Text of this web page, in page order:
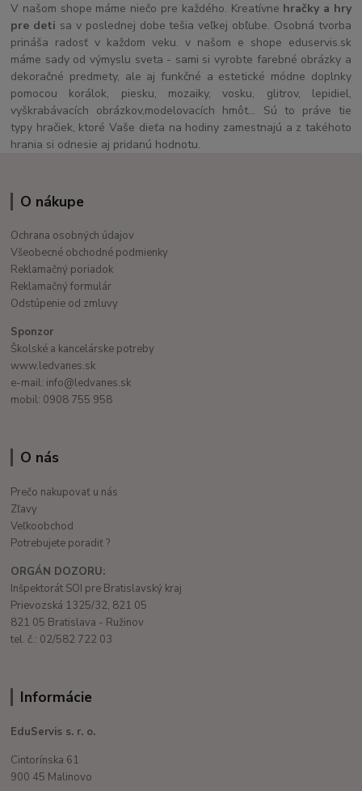
V našom shope máme niečo pre každého. Kreatívne hračky a hry
pre deti sa v poslednej dobe tešia veľkej obľube. Osobná tvorba
prináša radosť v každom veku. v našom e shope eduservis.sk
máme sady od výmyslu sveta - sami si vyrobte farebné obrázky a
dekoračné predmety, ale aj funkčné a estetické módne doplnky
pomocou korálok, piesku, mozaiky, vosku, glitrov, lepidiel,
vyškrabávacích obrázkov,modelovacích hmôt... Sú to práve tie
typy hračiek, ktoré Vaše dieťa na hodiny zamestnajú a z takéhoto
hrania si odnesie aj pridanú hodnotu.
O nákupe
Ochrana osobných údajov
Všeobecné obchodné podmienky
Reklamačný poriadok
Reklamačný formulár
Odstúpenie od zmluvy
Sponzor
Školské a kancelárske potreby
www.ledvanes.sk
e-mail: info@ledvanes.sk
mobil: 0908 755 958
O nás
Prečo nakupovať u nás
Zľavy
Veľkoobchod
Potrebujete poradiť ?
ORGÁN DOZORU:
Inšpektorát SOI pre Bratislavský kraj
Prievozská 1325/32, 821 05
821 05 Bratislava - Ružinov
tel. č.: 02/582 722 03
Informácie
EduServis s. r. o.
Cintorínska 61
900 45 Malinovo